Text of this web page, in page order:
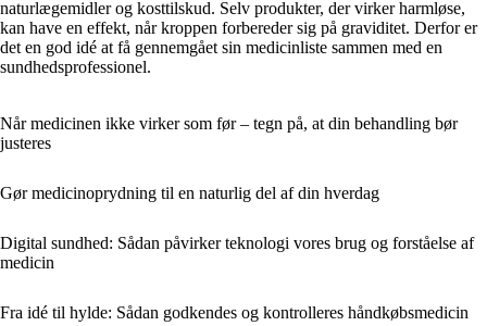
naturlægemidler og kosttilskud. Selv produkter, der virker harmløse,
kan have en effekt, når kroppen forbereder sig på graviditet. Derfor er
det en god idé at få gennemgået sin medicinliste sammen med en
sundhedsprofessionel.
Når medicinen ikke virker som før – tegn på, at din behandling bør
justeres
Gør medicinoprydning til en naturlig del af din hverdag
Digital sundhed: Sådan påvirker teknologi vores brug og forståelse af
medicin
Fra idé til hylde: Sådan godkendes og kontrolleres håndkøbsmedicin